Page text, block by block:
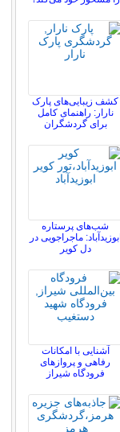
کشف زیبایی‌های پارک
نارار: راهنمای کامل
برای گردشگران
شب‌های پرستاره
ابوزیدآباد: ماجراجویی در
دل کویر
آشنایی با امکانات
رفاهی و پروازهای
فرودگاه شیراز